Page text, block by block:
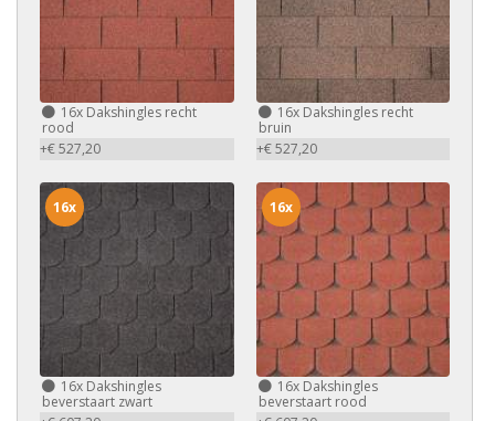
16x Dakshingles recht
rood
+€ 527,20
16xDakshingles recht
bruin
+€ 527,20
16x Dakshingles
beverstaart zwart
16x
16xDakshingles
beverstaart rood
16x